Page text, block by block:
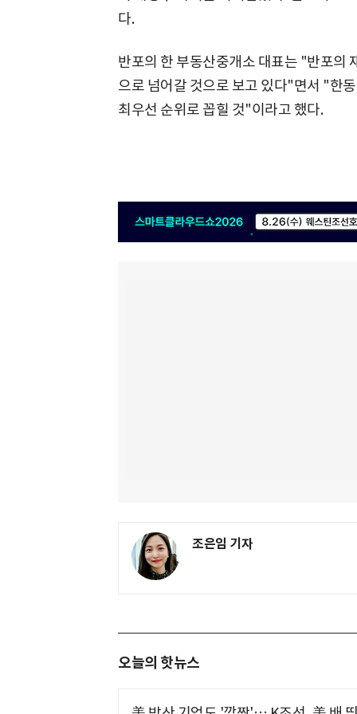
다.
반포의 한 부동산중개소 대표는 "반포의
으로 넘어갈 것으로 보고 있다"면서 "한
최우선 순위로 꼽힐 것"이라고 했다.
조은임 기자
오늘의 핫뉴스